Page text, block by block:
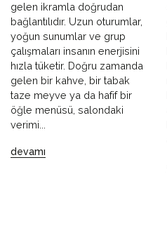
gelen ikramla doğrudan
bağlantılıdır. Uzun oturumlar,
yoğun sunumlar ve grup
çalışmaları insanın enerjisini
hızla tüketir. Doğru zamanda
gelen bir kahve, bir tabak
taze meyve ya da hafif bir
öğle menüsü, salondaki
verimi...
devamı